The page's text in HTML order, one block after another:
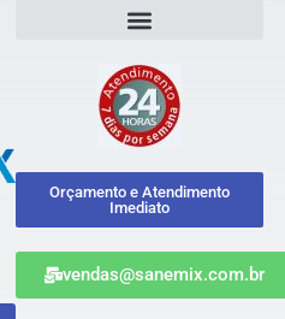
Orçamento e Atendimento
Imediato
vendas@sanemix.com.br